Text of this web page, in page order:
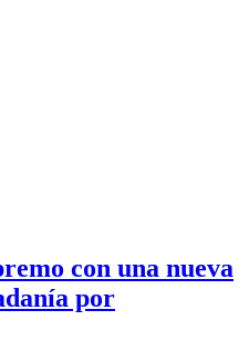
con una nueva
por